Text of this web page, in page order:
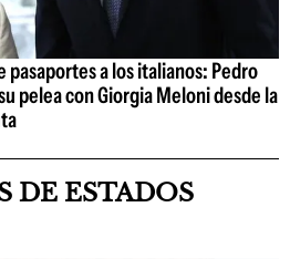
pasaportes a los italianos: Pedro
pelea con Giorgia Meloni desde la
DE ESTADOS